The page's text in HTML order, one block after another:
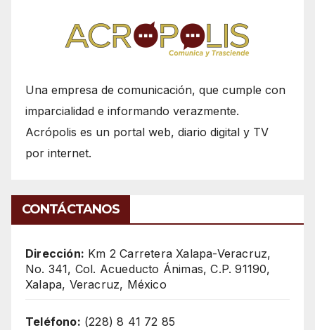
Una empresa de comunicación, que cumple con
imparcialidad e informando verazmente.
Acrópolis es un portal web, diario digital y TV
por internet.
CONTÁCTANOS
Dirección: Km 2 Carretera Xalapa-Veracruz,
No. 341, Col. Acueducto Ánimas, C.P. 91190,
Xalapa, Veracruz, México
Teléfono: (228) 8 41 72 85